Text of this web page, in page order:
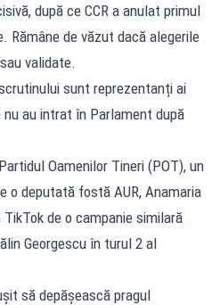
după ce CCR a anulat primul
Rămâne de văzut dacă alegerile
validate.
sunt reprezentanți ai
au intrat în Parlament după
Oamenilor Tineri (POT), un
o deputată fostă AUR, Anamaria
de o campanie similară
Georgescu în turul 2 al
să depășească pragul